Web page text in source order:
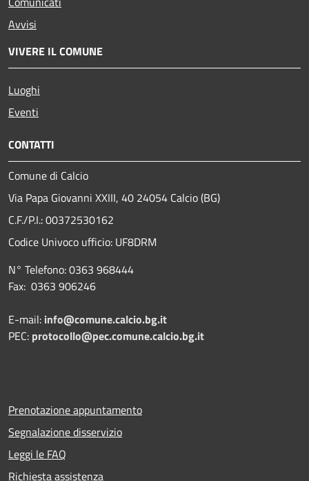
Avvisi
VIVERE IL COMUNE
Luoghi
Eventi
CONTATTI
Comune di Calcio
Via Papa Giovanni XXIII, 40 24054 Calcio (BG)
C.F./P.I.: 00372530162
Codice Univoco ufficio: UF8DRM
N° Telefono: 0363 968444
Fax: 0363 906246
E-mail: info@comune.calcio.bg.it
PEC: protocollo@pec.comune.calcio.bg.it
Prenotazione appuntamento
Segnalazione disservizio
Leggi le FAQ
Richiesta assistenza